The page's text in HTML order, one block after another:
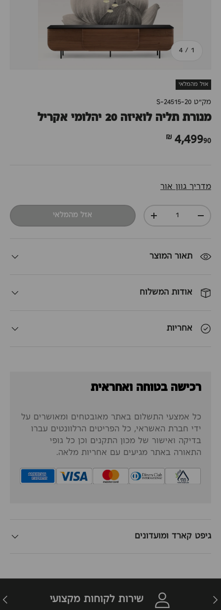
1
/ מתוך
4
אזל מהמלאי
מק"ט S-24515-20
מנורת תליה לואיזה 20 יהלומי אקריל
4,49990 ₪
מדריך גוון אור
כמות
-
+ אזל מהמלאי
תאור המוצר
אודות המשלוח
אחריות
רכישה בטוחה ואחראית
כל אמצעי התשלום באתר מאובטחים ומאושרים על
ידי חברת האשראי, כל הפריטים הרלוונטים עברו
בדיקה ואישור של מכון התקנים וכן כל גופי
התאורה באתר מגיעים עם אחריות מלאה.
גיפט קארד ומועדונים
חזרה שירות לקוחות מקצועי